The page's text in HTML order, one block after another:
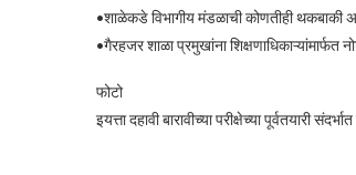
•शाळेकडे विभागीय मंडळाची कोणतीही थकबाकी
•गैरहजर शाळा प्रमुखांना शिक्षणाधिकाऱ्यांमार्फत
फोटो
इयत्ता दहावी बारावीच्या परीक्षेच्या पूर्वतयारी